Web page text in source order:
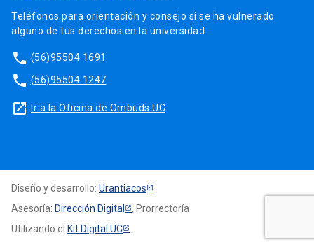
Teléfonos para orientación y consejo si se ha vulnerado
alguno de tus derechos en la universidad.
phone (56)95504 1691
phone (56)95504 1247
launch Ir a la Oficina de Ombuds UC
Diseño y desarrollo: Urantiacos
Asesoría: Dirección Digital
, Prorrectoría
Utilizando el Kit Digital UC